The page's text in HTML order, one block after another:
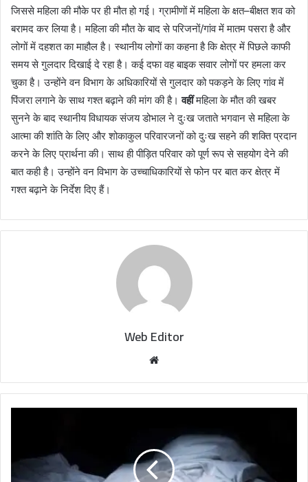
जिससे महिला की मौके पर ही मौत हो गई। ग्रामीणों में महिला के क्षत–बीक्षत शव को
बरामद कर लिया है। महिला की मौत के बाद से परिजनों/गांव में मातम पसरा है और
लोगों में दहशत का माहौल है। स्थानीय लोगों का कहना है कि क्षेत्र में पिछले काफी
समय से गुलदार दिखाई दे रहा है। कई दफा वह बाइक सवार लोगों पर हमला कर
चुका है। उन्होंने वन विभाग के अधिकारियों से गुलदार को पकड़ने के लिए गांव में
पिंजरा लगाने के साथ गश्त बढ़ाने की मांग की है।वहींमहिला के मौत की खबर
सुनने के बाद स्थानीय विधायक संजय डोभाल ने दुःख जताते भगवान से महिला के
आत्मा की शांति के लिए और शोकाकुल परिवारजनों को दुःख सहने की शक्ति प्रदान
करने के लिए प्रार्थना की। साथ ही पीड़ित परिवार को पूर्ण रूप से सहयोग देने की
बात कही है। उन्होंने वन विभाग के उच्चाधिकारियों से फोन पर बात कर क्षेत्र में
गश्त बढ़ाने के निर्देश दिए हैं।
Web Editor
b
s
e